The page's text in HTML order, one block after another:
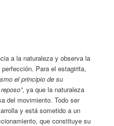
a la naturaleza y observa la
Para el estagirita,
el principio de su
, ya que la naturaleza
del movimiento. Todo ser
y está sometido a un
que constituye su